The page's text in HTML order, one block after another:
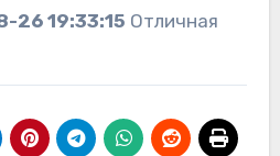
26 19:33:15 Отличная